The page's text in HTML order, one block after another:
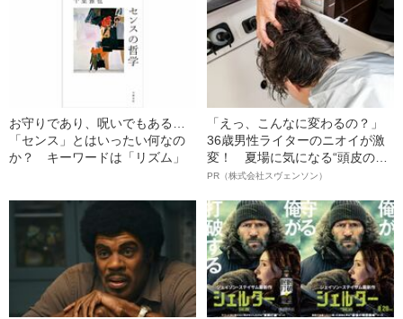
お守りであり、呪いでもある…
「センス」とはいったい何なの
か？ キーワードは「リズム」
「えっ、こんなに変わるの？」
36歳男性ライターのニオイが激
変！ 夏場に気になる“頭皮のニ
オイ”や“ベタつき”を解消す
ト”が生み出した徹底ケアとは
PR（株式会社スヴェンソン）